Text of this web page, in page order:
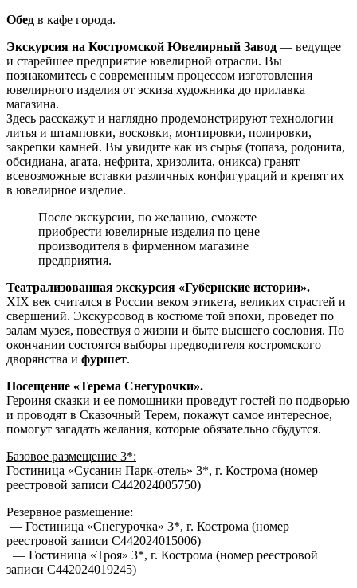
Обед в кафе города.
Экскурсия на Костромской Ювелирный Завод — ведущее
и старейшее предприятие ювелирной отрасли. Вы
познакомитесь с современным процессом изготовления
ювелирного изделия от эскиза художника до прилавка
магазина.
Здесь расскажут и наглядно продемонстрируют технологии
литья и штамповки, восковки, монтировки, полировки,
закрепки камней. Вы увидите как из сырья (топаза, родонита,
обсидиана, агата, нефрита, хризолита, оникса) гранят
всевозможные вставки различных конфигураций и крепят их
в ювелирное изделие.
После экскурсии, по желанию, сможете
приобрести ювелирные изделия по цене
производителя в фирменном магазине
предприятия.
Театрализованная экскурсия «Губернские истории».
XIX век считался в России веком этикета, великих страстей и
свершений. Экскурсовод в костюме той эпохи, проведет по
залам музея, повествуя о жизни и быте высшего сословия. По
окончании состоятся выборы предводителя костромского
дворянства и фуршет.
Посещение «Терема Снегурочки».
Героиня сказки и ее помощники проведут гостей по подворью
и проводят в Сказочный Терем, покажут самое интересное,
помогут загадать желания, которые обязательно сбудутся.
Базовое размещение 3*:
Гостиница «Сусанин Парк-отель» 3*, г. Кострома (номер
реестровой записи С442024005750)
Резервное размещение:
— Гостиница «Снегурочка» 3*, г. Кострома (номер
реестровой записи С442024015006)
— Гостиница «Троя» 3*, г. Кострома (номер реестровой
записи С442024019245)